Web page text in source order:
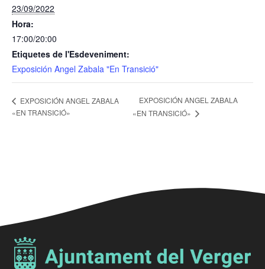
23/09/2022
Hora:
17:00/20:00
Etiquetes de l'Esdeveniment:
Exposición Angel Zabala "En Transició"
EXPOSICIÓN ANGEL ZABALA
«EN TRANSICIÓ»
EXPOSICIÓN ANGEL ZABALA
«EN TRANSICIÓ»